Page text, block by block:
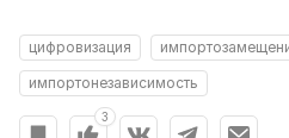
цифровизация
импортонезависимость
3